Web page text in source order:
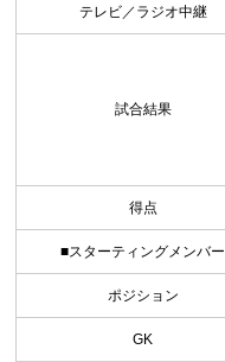
テレビ／ラジオ中継
試合結果
得点
■スターティングメンバー
ポジション
GK